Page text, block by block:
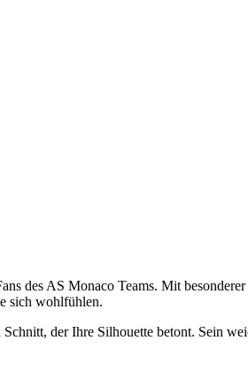
des AS Monaco Teams. Mit
sich wohlfühlen.
der Ihre Silhouette betont. Sein